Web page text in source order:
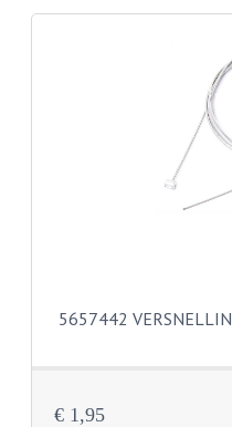
FOLDERS
5657442
€ 1,95